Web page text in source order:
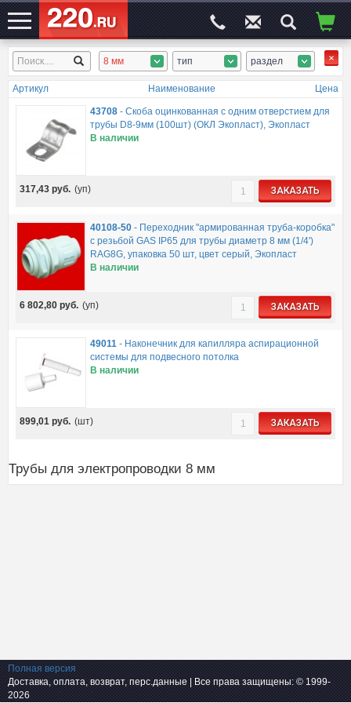
ЭЛЕКТРОСАЙТ№1 8 мм тип раздел
Артикул Наименование Цена
43708- Скоба оцинкованная с одним отверстием для
трубы D8-9мм (100шт) (ОКЛ Экопласт), Экопласт
В наличии
317,43 руб. (уп) ЗАКАЗАТЬ
40108-50- Переходник "армированная труба-коробка"
с резьбой GAS IP65 для трубы диаметр 8 мм (1/4')
RAG8G, упаковка 50 шт, цвет серый, Экопласт
В наличии
6 802,80 руб. (уп) ЗАКАЗАТЬ
49011 - Наконечник для капилляра аспирационной
системы для подвесного потолка
В наличии
899,01 руб. (шт) ЗАКАЗАТЬ
Трубы для электропроводки 8 мм
Полная версия
Доставка, оплата, возврат, перс.данные | Все права защищены: © 1999-
2026